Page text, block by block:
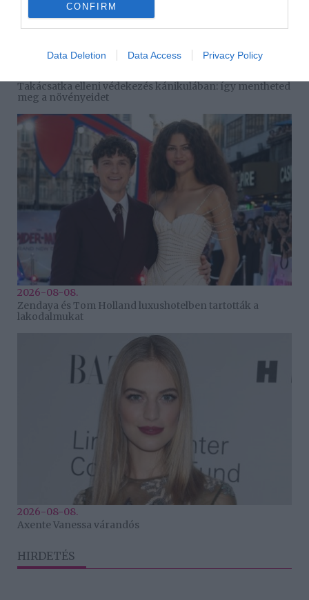
CONFIRM
Data Deletion Data Access Privacy Policy
Takácsatka elleni védekezés kánikulában: így mentheted
meg a növényeidet
2026-08-08.
Zendaya és Tom Holland luxushotelben tartották a
lakodalmukat
2026-08-08.
Axente Vanessa várandós
HIRDETÉS